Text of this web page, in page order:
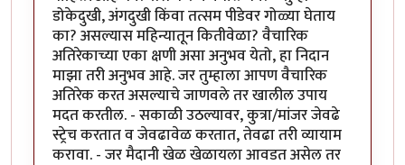
डोकेदुखी, अंगदुखी किंवा तत्सम पीडेवर गोळ्या घेताय
का? असल्यास महिन्यातून कितीवेळा? वैचारिक
अतिरेकाच्या एका क्षणी असा अनुभव येतो, हा निदान
माझा तरी अनुभव आहे. जर तुम्हाला आपण वैचारिक
अतिरेक करत असल्याचे जाणवले तर खालील उपाय
मदत करतील. - सकाळी उठल्यावर, कुत्रा/मांजर जेवढे
स्ट्रेच करतात व जेवढावेळ करतात, तेवढा तरी व्यायाम
करावा. - जर मैदानी खेळ खेळायला आवडत असेल तर